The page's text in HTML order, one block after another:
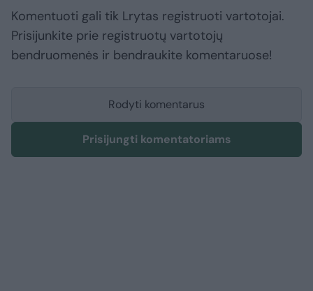
Komentuoti gali tik Lrytas registruoti vartotojai.
Prisijunkite prie registruotų vartotojų
bendruomenės ir bendraukite komentaruose!
Rodyti komentarus
Prisijungti komentatoriams